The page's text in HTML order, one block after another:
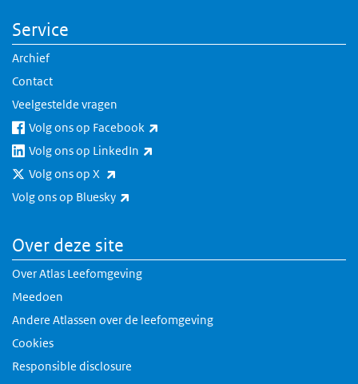
Service
Archief
Contact
Veelgestelde vragen
Volg ons op Facebook
Volg ons op LinkedIn
Volg ons op X
Volg ons op Bluesky
Over deze site
Over Atlas Leefomgeving
Meedoen
Andere Atlassen over de leefomgeving
Cookies
Responsible disclosure